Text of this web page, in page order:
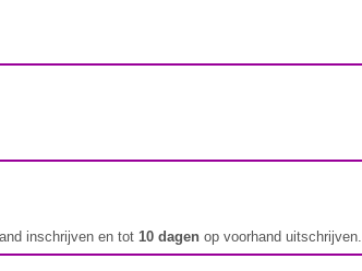
inschrijven en tot10 dagenop voorhand uitschrijven.